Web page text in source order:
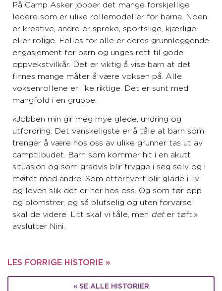
På Camp Asker jobber det mange forskjellige
ledere som er ulike rollemodeller for barna. Noen
er kreative, andre er spreke, sportslige, kjærlige
eller rolige. Felles for alle er deres grunnleggende
engasjement for barn og unges rett til gode
oppvekstvilkår. Det er viktig å vise barn at det
finnes mange måter å være voksen på. Alle
voksenrollene er like riktige. Det er sunt med
mangfold i en gruppe.
«Jobben min gir meg mye glede, undring og
utfordring. Det vanskeligste er å tåle at barn som
trenger å være hos oss av ulike grunner tas ut av
camptilbudet. Barn som kommer hit i en akutt
situasjon og som gradvis blir trygge i seg selv og i
møtet med andre. Som etterhvert blir glade i liv
og leven slik det er her hos oss. Og som tør opp
og blomstrer, og så plutselig og uten forvarsel
skal de videre. Litt skal vi tåle, men deter tøft,»
avslutter Nini.
LES FORRIGE HISTORIE »
« SE ALLE HISTORIER